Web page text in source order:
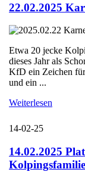
22.02.2025
Etwa 20 jecke
dieses Jahr als
KfD ein Zeichen
und ein ...
Weiterlesen
14-02-25
14.02.2025
Kolpingsfamilie